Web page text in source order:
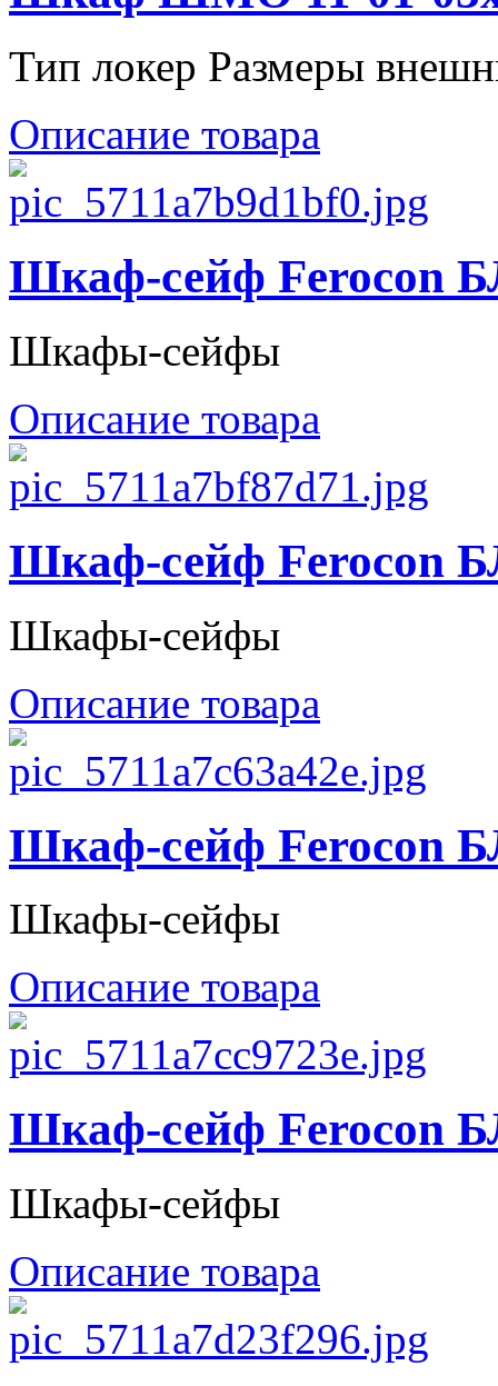
Тип локер Размеры
Описание товара
Шкаф-сейф Ferocon
Шкафы-сейфы
Описание товара
Шкаф-сейф Ferocon
Шкафы-сейфы
Описание товара
Шкаф-сейф Ferocon
Шкафы-сейфы
Описание товара
Шкаф-сейф Ferocon
Шкафы-сейфы
Описание товара